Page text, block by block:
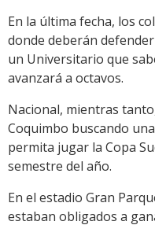
En la última fecha, los
donde deberán
un Universitario que
avanzará a octavos.
Nacional, mientras
Coquimbo buscando
permita jugar la Copa
semestre del año.
En el estadio Gran
estaban obligados a